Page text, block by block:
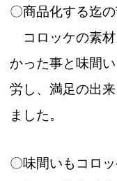
〇商品化する迄
コロッケの素材
かった事と味間
労し、満足の出
ました。
〇味間いもコロ